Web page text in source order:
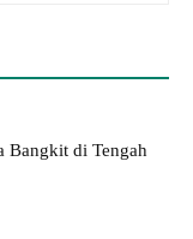
Bangkit di Tengah